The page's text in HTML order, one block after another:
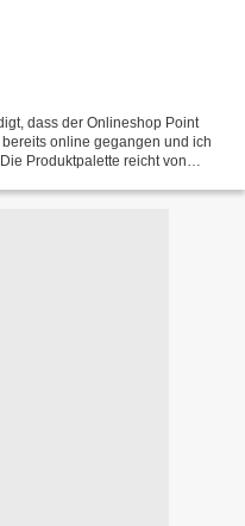
dass der Onlineshop Point
online gegangen und ich
Produktpalette reicht von